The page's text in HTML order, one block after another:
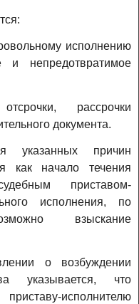
исполнению
и непредотвратимое
рассрочки
документа.
указанных причин
как начало течения
приставом-
исполнения, по
взыскание
о возбуждении
указывается, что
исполнителю